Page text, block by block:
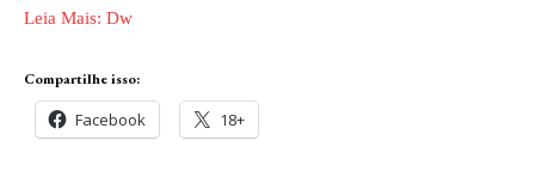
Leia Mais: Dw
Compartilhe isso:
Facebook 18+